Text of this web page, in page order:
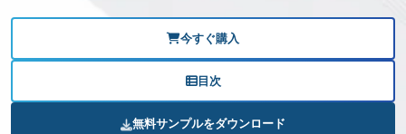
今すぐ購入
目次
無料サンプルをダウンロード